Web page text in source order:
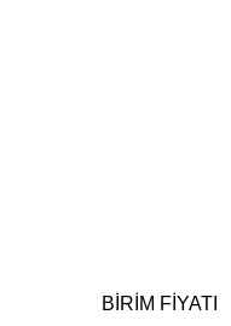
BIRIM FIYATI